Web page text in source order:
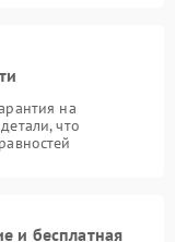
на
что
и бесплатная